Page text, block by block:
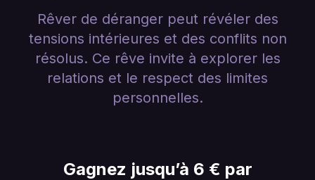
Rêver de déranger peut révéler des
tensions intérieures et des conflits non
résolus. Ce rêve invite à explorer les
relations et le respect des limites
personnelles.
Gagnez jusqu’à 6 € par